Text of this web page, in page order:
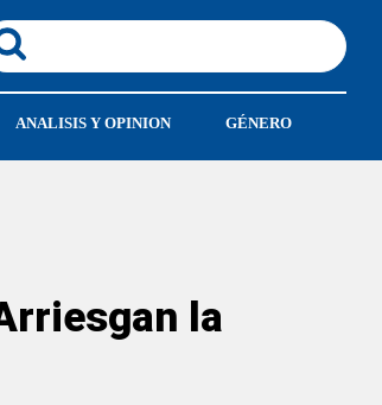
ANALISIS Y OPINION GÉNERO
la